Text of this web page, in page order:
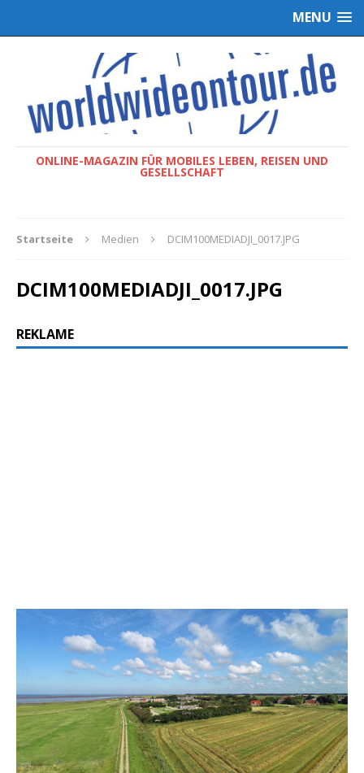
MENU
ONLINE-MAGAZIN FÜR MOBILES LEBEN, REISEN UND
GESELLSCHAFT
Startseite Medien DCIM100MEDIADJI_0017.JPG
DCIM100MEDIADJI_0017.JPG
REKLAME